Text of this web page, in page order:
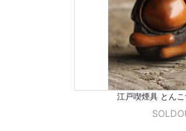
江戸喫煙具 とん